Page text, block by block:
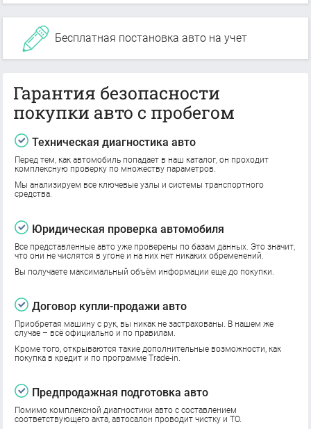
Бесплатная постановка авто на учет
Гарантия безопасности
покупки авто с пробегом
Техническая диагностика авто
Перед тем, как автомобиль попадает в наш каталог, он проходит
комплексную проверку по множеству параметров.
Мы анализируем все ключевые узлы и системы транспортного
средства.
Юридическая проверка автомобиля
Все представленные авто уже проверены по базам данных. Это значит,
что они не числятся в угоне и на них нет никаких обременений.
Вы получаете максимальный объём информации еще до покупки.
Договор купли-продажи авто
Приобретая машину с рук, вы никак не застрахованы. В нашем же
случае – всё официально и по правилам.
Кроме того, открываются такие дополнительные возможности, как
покупка в кредит и по программе Trade-in.
Предпродажная подготовка авто
Помимо комплексной диагностики авто с составлением
соответствующего акта, автосалон проводит чистку и ТО.